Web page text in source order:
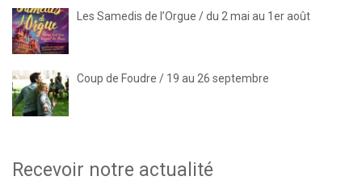
Les Samedis de l’Orgue / du 2 mai au 1er août
Coup de Foudre / 19 au 26 septembre
Recevoir notre actualité